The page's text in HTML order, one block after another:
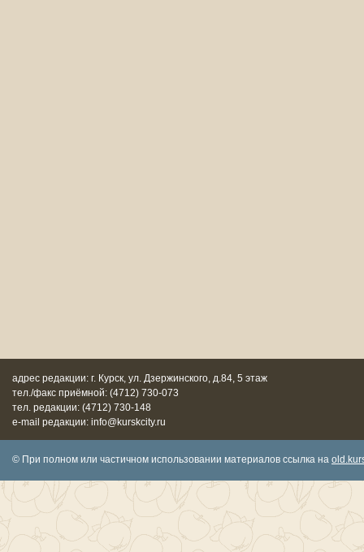
адрес редакции: г. Курск, ул. Дзержинского, д.84, 5 этаж
тел./факс приёмной: (4712) 730-073
тел. редакции: (4712) 730-148
e-mail редакции: info@kurskcity.ru
© При полном или частичном использовании материалов ссылка на